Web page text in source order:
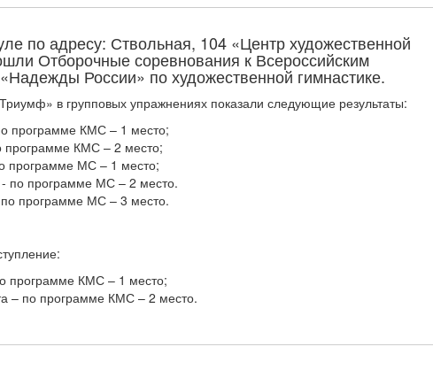
по адресу: Ствольная, 104 «Центр художественной
Отборочные соревнования к Всероссийским
России» по художественной гимнастике.
в групповых упражнениях показали следующие результаты:
программе КМС – 1 место;
программе КМС – 2 место;
программе МС – 1 место;
по программе МС – 2 место.
программе МС – 3 место.
программе КМС – 1 место;
– по программе КМС – 2 место.